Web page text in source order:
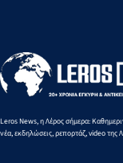
Leros News, η Λέρος σήμερα:
νέα, εκδηλώσεις, ρεπορτάζ, video της